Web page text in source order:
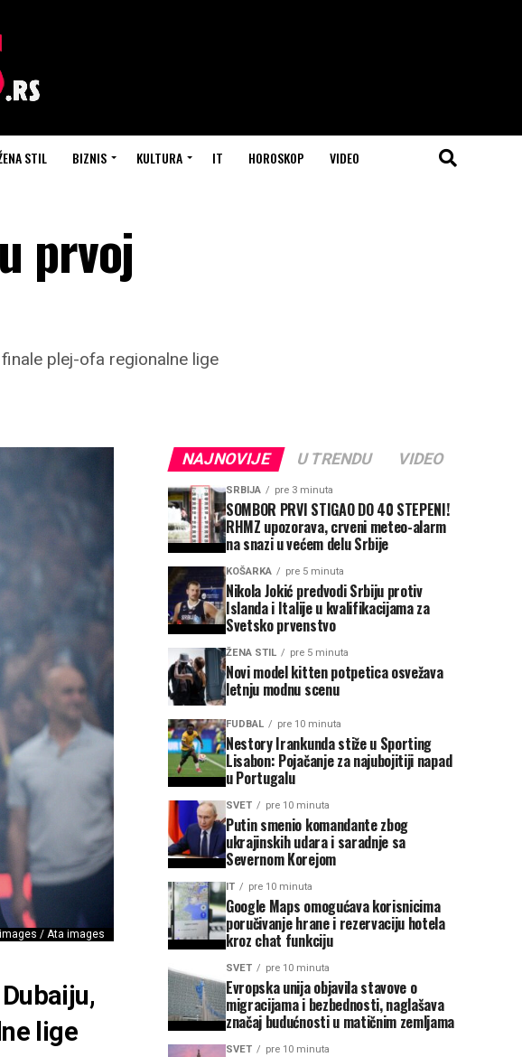
STIL BIZNIS KULTURA IT HOROSKOP VIDEO
prvoj
plej-ofa regionalne lige
/ Ata images
lige
NAJNOVIJE U TRENDU VIDEO
SRBIJA pre 3 minuta
SOMBOR PRVI STIGAO DO 40 STEPENI!
RHMZ upozorava, crveni meteo-alarm
na snazi u većem delu Srbije
KOŠARKA pre 5 minuta
Nikola Jokić predvodi Srbiju protiv
Islanda i Italije u kvalifikacijama za
Svetsko prvenstvo
ŽENA STIL pre 5 minuta
Novi model kitten potpetica osvežava
letnju modnu scenu
FUDBAL pre 10 minuta
Nestory Irankunda stiže u Sporting
Lisabon: Pojačanje za najubojitiji napad
u Portugalu
SVET pre 10 minuta
Putin smenio komandante zbog
ukrajinskih udara i saradnje sa
Severnom Korejom
IT pre 10 minuta
Google Maps omogućava korisnicima
poručivanje hrane i rezervaciju hotela
kroz chat funkciju
SVET pre 10 minuta
Evropska unija objavila stavove o
migracijama i bezbednosti, naglašava
značaj budućnosti u matičnim zemljama
SVET pre 10 minuta